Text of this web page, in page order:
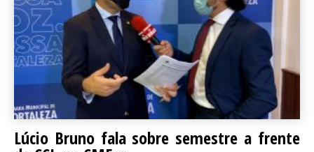
Lúcio Bruno fala sobre semestre a frente